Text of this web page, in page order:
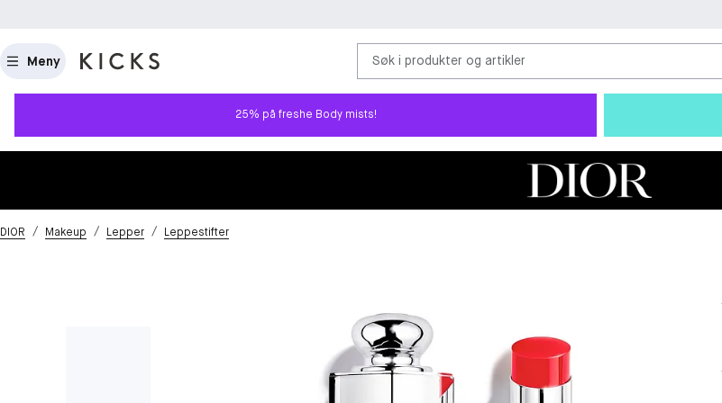
Meny Søk i produkter og artikler
25% på freshe Body mists!
DIOR / Makeup / Lepper / Leppestifter